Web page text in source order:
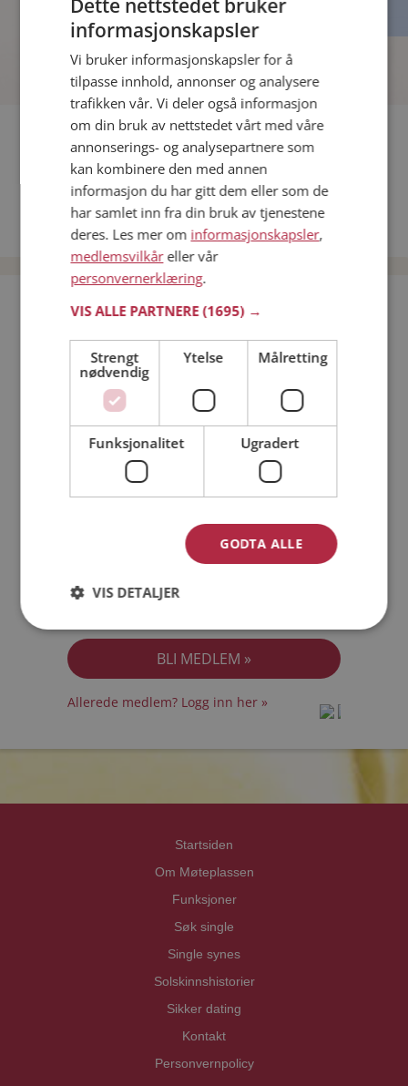
Fler single
Date menn i Norge
Date kvinner i Norge
Bli medlem gratis!
Jeg er en: Mann Kvinne
Min alder:
Jeg akseptererMedlemsvilkårene
Allerede medlem? Logg inn her »
Startsiden
Om Møteplassen
Funksjoner
Søk single
Single synes
Solskinnshistorier
Sikker dating
Kontakt
Personvernpolicy
informasjonskapsler
Vi bruker informasjonskapsler for å
tilpasse innhold, annonser og analysere
trafikken vår. Vi deler også informasjon
om din bruk av nettstedet vårt med våre
annonserings- og analysepartnere som
kan kombinere den med annen
informasjon du har gitt dem eller som de
har samlet inn fra din bruk av tjenestene
deres. Les mer om informasjonskapsler,
medlemsvilkåreller vår
personvernerklæring.
VIS ALLE PARTNERE(1695) →
Strengt
nødvendig
Ytelse Målretting
Funksjonalitet Ugradert
GODTA ALLE
VIS DETALJER